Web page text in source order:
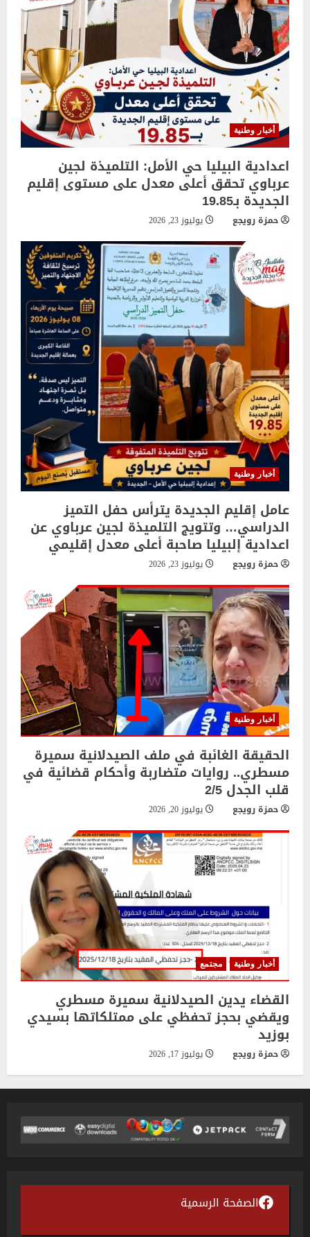
أخبار وطنية
اعدادية البيليا حي الأمل: التلميذة لجين
عرباوي تحقق أعلى معدل على مستوى إقليم
الجديدة بـ19.85
حمزة رويجع يوليوز 23, 2026
أخبار وطنية
عامل إقليم الجديدة يترأس حفل التميز
الدراسي… وتتويج التلميذة لجين عرباوي عن
اعدادية إلبيليا صاحبة أعلى معدل إقليمي
حمزة رويجع يوليوز 23, 2026
أخبار وطنية
الحقيقة الغائبة في ملف الصيدلانية سميرة
مسطري.. روايات متضاربة وأحكام قضائية في
قلب الجدل 2/5
حمزة رويجع يوليوز 20, 2026
أخبار وطنية مجتمع
القضاء يدين الصيدلانية سميرة مسطري
ويقضي بحجز تحفظي على ممتلكاتها بسيدي
بوزيد
حمزة رويجع يوليوز 17, 2026
الصفحة الرسمية